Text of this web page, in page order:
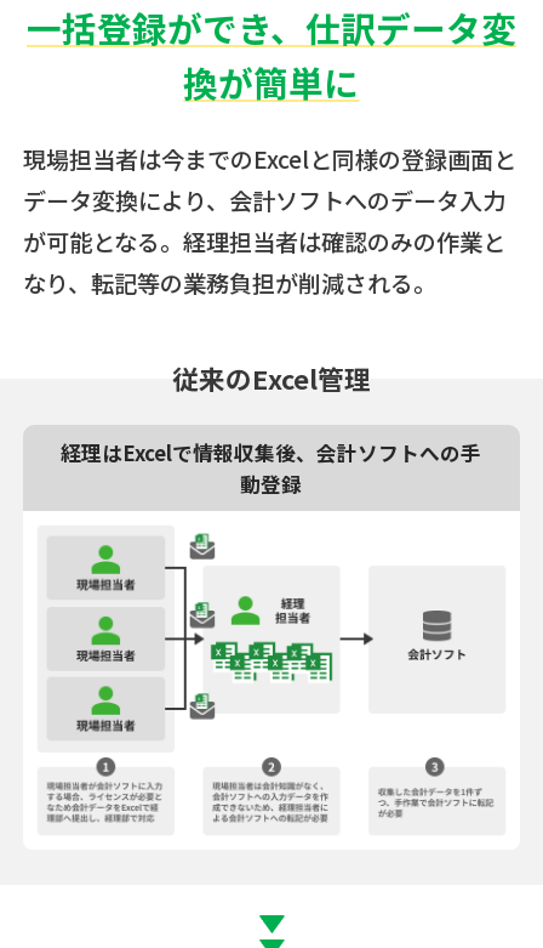
一括登録ができ、仕訳データ変
換が簡単に
現場担当者は今までのExcelと同様の登録画面と
データ変換により、会計ソフトへのデータ入力
が可能となる。経理担当者は確認のみの作業と
なり、転記等の業務負担が削減される。
経理はExcelで情報収集後、会計ソフトへの手
動登録
従来のExcel管理